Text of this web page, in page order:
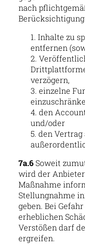
nach
Inhalte zu
entfernen
verzögern,
einzelne
den
und/oder
den
7a.6Soweit
wird der
Maßnahme
Stellungnahme
geben. Bei
erheblichen
Verstößen darf
ergreifen.